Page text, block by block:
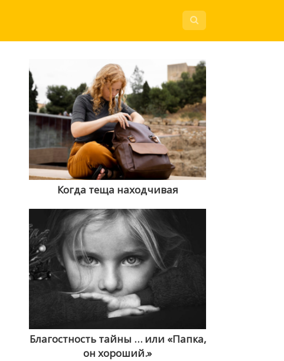
Когда теща находчивая
Благостность тайны … или «Папка,
он хороший.»